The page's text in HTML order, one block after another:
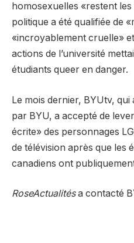
homosexuelles «restent
politique a été qualifiée de
«incroyablement cruelle»
actions de l’université
étudiants queer en danger.
Le mois dernier, BYUtv,
par BYU, a accepté de
écrite» des personnages
de télévision après que les
canadiens ont
RoseActualitésa contacté